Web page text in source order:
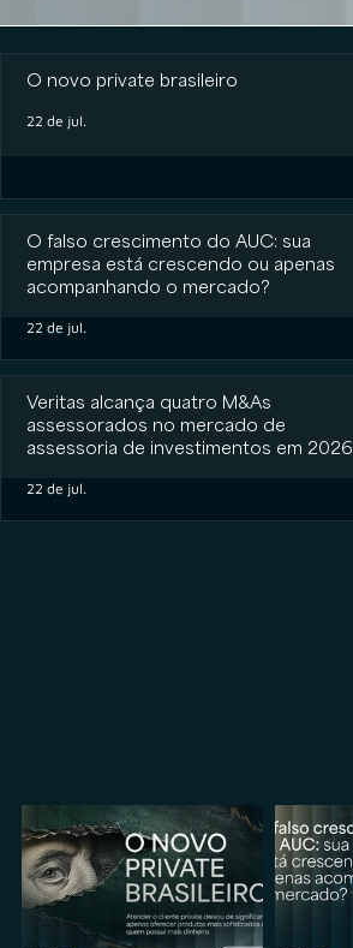
O novo private brasileiro
22 de jul.
O falso crescimento do AUC: sua
empresa está crescendo ou apenas
acompanhando o mercado?
22 de jul.
Veritas alcança quatro M&As
assessorados no mercado de
assessoria de investimentos em 2026
22 de jul.